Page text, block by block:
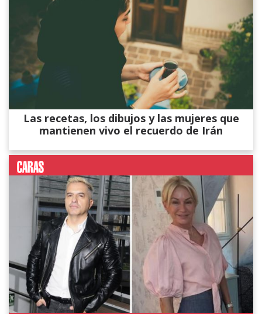
Las recetas, los dibujos y las mujeres que
mantienen vivo el recuerdo de Irán